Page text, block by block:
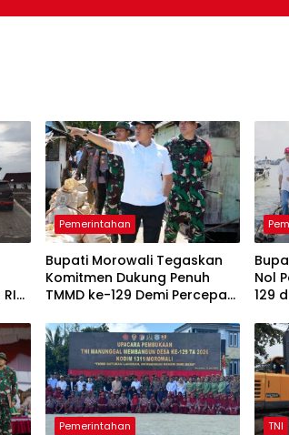
Pemerintahan
Bupati Morowali Tegaskan
Komitmen Dukung Penuh
TMMD ke-129 Demi Percepat
Nol
129
Pemerintahan TNI